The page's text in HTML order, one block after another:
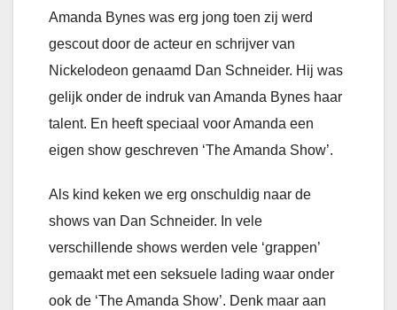
Amanda Bynes was erg jong toen zij werd
gescout door de acteur en schrijver van
Nickelodeon genaamd Dan Schneider. Hij was
gelijk onder de indruk van Amanda Bynes haar
talent. En heeft speciaal voor Amanda een
eigen show geschreven ‘The Amanda Show’.
Als kind keken we erg onschuldig naar de
shows van Dan Schneider. In vele
verschillende shows werden vele ‘grappen’
gemaakt met een seksuele lading waar onder
ook de ‘The Amanda Show’. Denk maar aan